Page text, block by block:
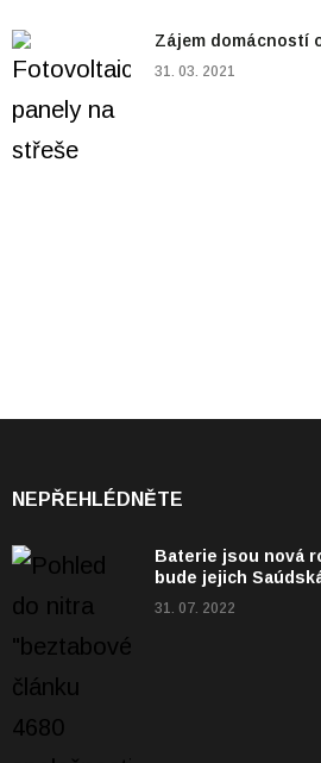
Zájem domácností
31. 03. 2021
NEPŘEHLÉDNĚTE
Baterie jsou nová
bude jejich
31. 07. 2022